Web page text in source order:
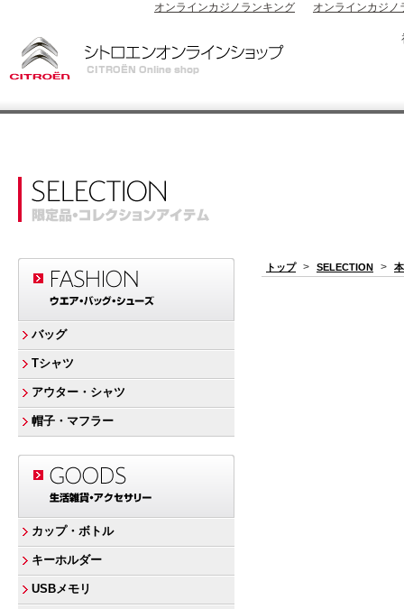
オンラインカジノランキング オンラインカジノ
バッグ
Tシャツ
アウター・シャツ
帽子・マフラー
カップ・ボトル
キーホルダー
USBメモリ
トップ > SELECTION >